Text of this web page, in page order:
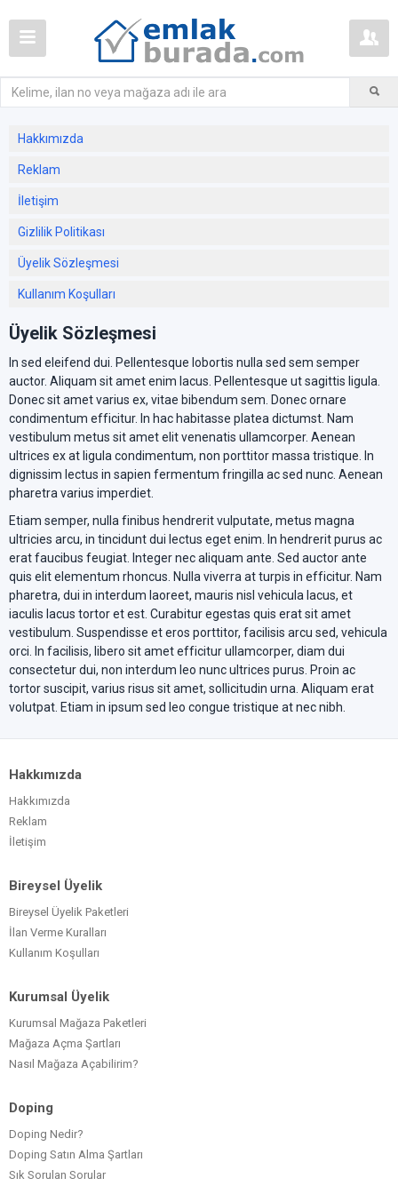
Hakkımızda
Reklam
İletişim
Gizlilik Politikası
Üyelik Sözleşmesi
Kullanım Koşulları
Üyelik Sözleşmesi
In sed eleifend dui. Pellentesque lobortis nulla sed sem semper
auctor. Aliquam sit amet enim lacus. Pellentesque ut sagittis ligula.
Donec sit amet varius ex, vitae bibendum sem. Donec ornare
condimentum efficitur. In hac habitasse platea dictumst. Nam
vestibulum metus sit amet elit venenatis ullamcorper. Aenean
ultrices ex at ligula condimentum, non porttitor massa tristique. In
dignissim lectus in sapien fermentum fringilla ac sed nunc. Aenean
pharetra varius imperdiet.
Etiam semper, nulla finibus hendrerit vulputate, metus magna
ultricies arcu, in tincidunt dui lectus eget enim. In hendrerit purus ac
erat faucibus feugiat. Integer nec aliquam ante. Sed auctor ante
quis elit elementum rhoncus. Nulla viverra at turpis in efficitur. Nam
pharetra, dui in interdum laoreet, mauris nisl vehicula lacus, et
iaculis lacus tortor et est. Curabitur egestas quis erat sit amet
vestibulum. Suspendisse et eros porttitor, facilisis arcu sed, vehicula
orci. In facilisis, libero sit amet efficitur ullamcorper, diam dui
consectetur dui, non interdum leo nunc ultrices purus. Proin ac
tortor suscipit, varius risus sit amet, sollicitudin urna. Aliquam erat
volutpat. Etiam in ipsum sed leo congue tristique at nec nibh.
Hakkımızda
Hakkımızda
Reklam
İletişim
Bireysel Üyelik
Bireysel Üyelik Paketleri
İlan Verme Kuralları
Kullanım Koşulları
Kurumsal Üyelik
Kurumsal Mağaza Paketleri
Mağaza Açma Şartları
Nasıl Mağaza Açabilirim?
Doping
Doping Nedir?
Doping Satın Alma Şartları
Sık Sorulan Sorular